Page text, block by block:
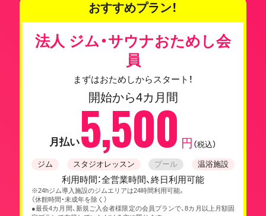
おすすめプラン！
法人 ジム・サウナおためし会
員
まずはおためしからスタート！
開始から4カ月間
月払い5,500 円 （税込）
ジム スタジオレッスン プール 温浴施設
利用時間：全営業時間、終日利用可能
※24hジム導入施設のジムエリアは24時間利用可能。
（休館時間・未成年を除く）
●最長4カ月間、新規ご入会者様限定の会員プランで、8カ月以上月額固